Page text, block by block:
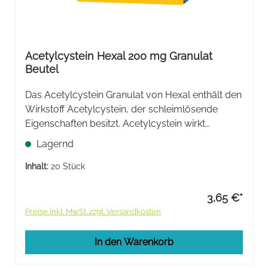
Acetylcystein Hexal 200 mg Granulat
Beutel
Das Acetylcystein Granulat von Hexal enthält den
Wirkstoff Acetylcystein, der schleimlösende
Eigenschaften besitzt. Acetylcystein wirkt
spezifisch auf jene Bestandteile des Schleims ein,
die ihn dickflüssig machen.
Lagernd
Inhalt: 20 Stück
3,65 €*
Preise inkl. MwSt. zzgl. Versandkosten
In den Warenkorb